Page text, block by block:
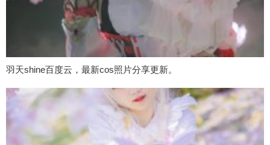
羽天shine百度云，最新cos照片分享更新。